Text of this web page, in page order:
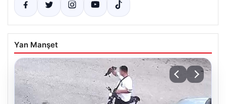
Yan Manşet